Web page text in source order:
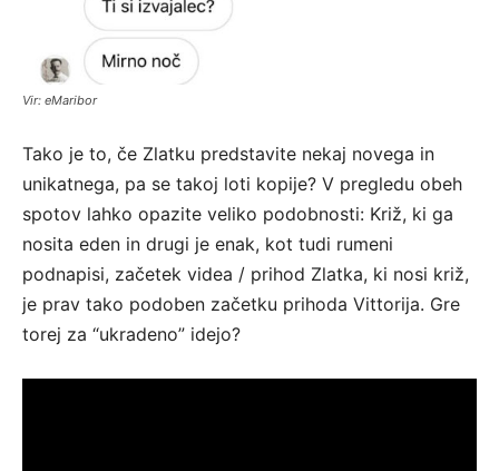
Vir: eMaribor
Tako je to, če Zlatku predstavite nekaj novega in
unikatnega, pa se takoj loti kopije? V pregledu obeh
spotov lahko opazite veliko podobnosti: Križ, ki ga
nosita eden in drugi je enak, kot tudi rumeni
podnapisi, začetek videa / prihod Zlatka, ki nosi križ,
je prav tako podoben začetku prihoda Vittorija. Gre
torej za “ukradeno” idejo?